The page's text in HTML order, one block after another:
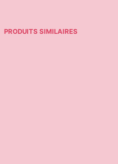
PRODUITS SIMILAIRES